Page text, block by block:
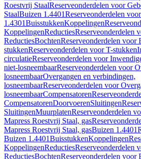
Roestvrij StaalReserveonderdelen voor
StaalBuizen 1.4401Reserveonderdelen
1.4301BuisstukkenKoppelingen
KoppelingenReductiesReserveonderdelen
ReductiesBochtenReserveonderdelen voor
stukkenReserveonderdelen voor T-stukken
circulatieReserveonderdelen voor
niet-losneembaarReserveonderdelen voor
losneembaarOvergangen en verbindingen,
losneembaarReserveonderdelen voor
losneembaarCompensatoren
CompensatorenDoorvoerenSluitingen
SluitingenMuurplatenReserveonderdelen
Mapress Roestvrij Staal, gas
Mapress Roestvrij Staal, gasBuizen 1.4401
Buizen 1.4401BuisstukkenKoppelingen
KoppelingenReductiesReserveonderdelen
ReductiesBochtenReserveonderdelen voor